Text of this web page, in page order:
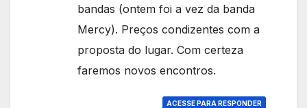
bandas (ontem foi a vez da banda
Mercy). Preços condizentes com a
proposta do lugar. Com certeza
faremos novos encontros.
ACESSE PARA RESPONDER